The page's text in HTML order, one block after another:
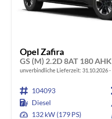
Opel Zafira
unverbindliche Lieferzeit: 31.10.2026
104093
Diesel
132 kW (179 PS)